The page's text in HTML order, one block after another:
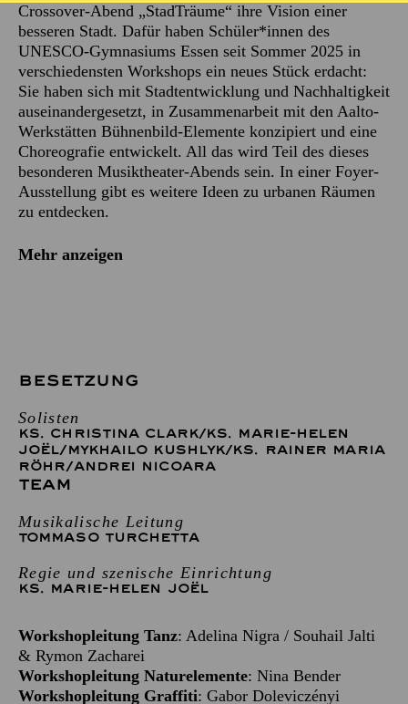
Crossover-Abend „StadTräume“ ihre Vision einer
besseren Stadt. Dafür haben Schüler*innen des
UNESCO-Gymnasiums Essen seit Sommer 2025 in
verschiedensten Workshops ein neues Stück erdacht:
Sie haben sich mit Stadtentwicklung und Nachhaltigkeit
auseinandergesetzt, in Zusammenarbeit mit den Aalto-
Werkstätten Bühnenbild-Elemente konzipiert und eine
Choreografie entwickelt. All das wird Teil des dieses
besonderen Musiktheater-Abends sein. In einer Foyer-
Ausstellung gibt es weitere Ideen zu urbanen Räumen
zu entdecken.
Mehr anzeigen
BESETZUNG
Solisten
KS. CHRISTINA CLARK/KS. MARIE-HELEN
JOËL/MYKHAILO KUSHLYK/KS. RAINER MARIA
RÖHR/ANDREI NICOARA
TEAM
Musikalische Leitung
TOMMASO TURCHETTA
Regie und szenische Einrichtung
KS. MARIE-HELEN JOËL
Workshopleitung Tanz: Adelina Nigra / Souhail Jalti
& Rymon Zacharei
Workshopleitung Naturelemente: Nina Bender
Workshopleitung Graffiti: Gabor Doleviczényi